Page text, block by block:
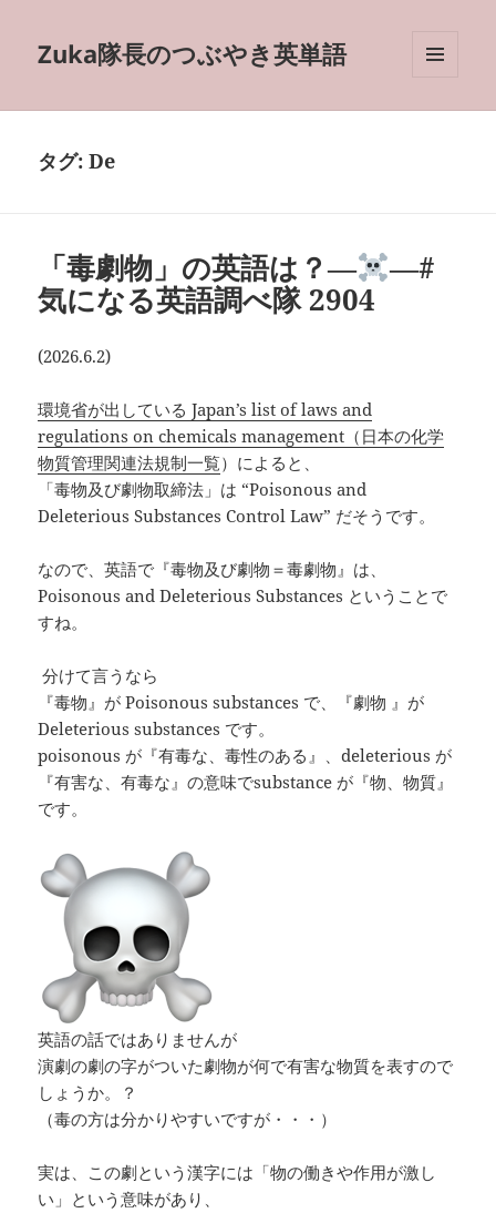
Zuka隊長のつぶやき英単語
ーとウ
タグ:De
「毒劇物」の英語は？―
―#
気になる英語調べ隊 2904
(2026.6.2)
環境省が出している Japan’s list of laws and
regulations on chemicals management（日本の化学
物質管理関連法規制一覧）によると、
「毒物及び劇物取締法」は “Poisonous and
Deleterious Substances Control Law” だそうです。
なので、英語で『毒物及び劇物＝毒劇物』は、
Poisonous and Deleterious Substances ということで
すね。
分けて言うなら
『毒物』が Poisonous substances で、『劇物 』が
Deleterious substances です。
poisonous が『有毒な、毒性のある』、deleterious が
『有害な、有毒な』の意味でsubstance が『物、物質』
です。
英語の話ではありませんが
演劇の劇の字がついた劇物が何で有害な物質を表すので
しょうか。？
（毒の方は分かりやすいですが・・・）
実は、この劇という漢字には「物の働きや作用が激し
い」という意味があり、